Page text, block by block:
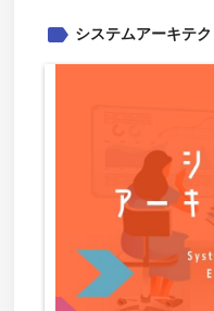
label システムアーキテ